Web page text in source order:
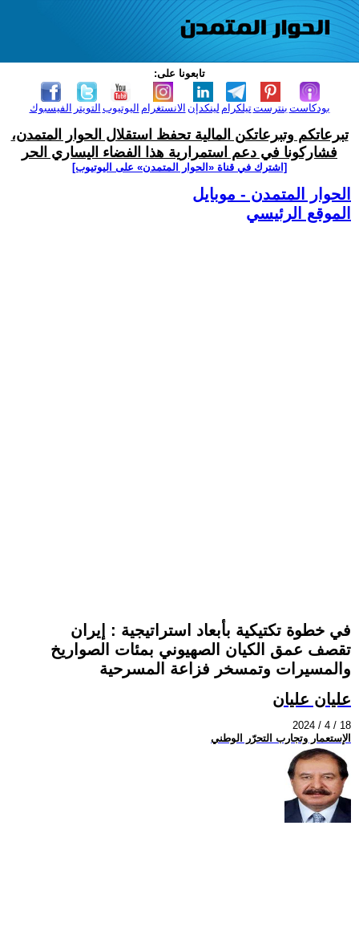
تابعونا على:
الفيسبوك التويتر اليوتيوب الانستغرام لينكدإن تيلكرامبنترست بودكاست
تبرعاتكم وتبرعاتكن المالية تحفظ استقلال الحوار المتمدن،
فشاركونا في دعم استمرارية هذا الفضاء اليساري الحر
[اشترك في قناة ‫«الحوار المتمدن» على اليوتيوب]
الحوار المتمدن - موبايل
الموقع الرئيسي
في خطوة تكتيكية بأبعاد استراتيجية : إيران
تقصف عمق الكيان الصهيوني بمئات الصواريخ
والمسيرات وتمسخر فزاعة المسرحية
عليان عليان
2024 / 4 / 18
الإستعمار وتجارب التحرّر الوطني